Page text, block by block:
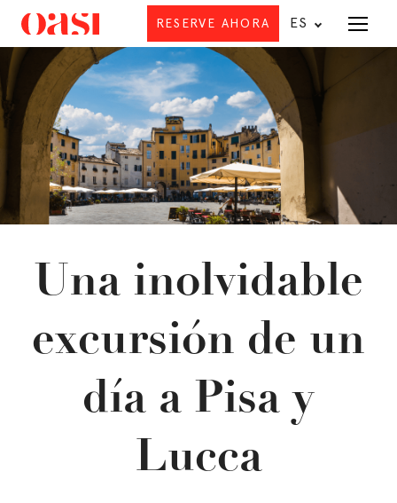
Oferta
RESERVE AHORA ES
Una inolvidable
excursión de un
día a Pisa y
Lucca